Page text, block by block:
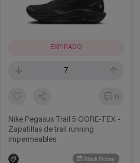
EXPIRADO
7
0
Nike Pegasus Trail 5 GORE-TEX -
Zapatillas de trail running
impermeables
Black Friday